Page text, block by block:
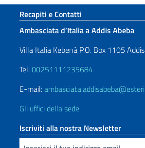
Sezione footer
Recapiti e Contatti
Ambasciata d’Italia a Addis Abeba
Villa Italia Kebenà P.O. Box 1105
Tel:00251111235684
E-mail:
Gli uffici della sede
Iscriviti alla nostra Newsletter